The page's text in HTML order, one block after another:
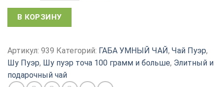
Количество
пуэр,
купаж
Шу
пуэр
В КОРЗИНУ
Артикул: 939 Категорий: ГАБА УМНЫЙ ЧАЙ, Чай Пуэр,
Шу Пуэр, Шу пуэр точа 100 грамм и больше, Элитный и
подарочный чай